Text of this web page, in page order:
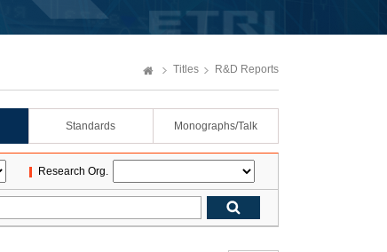
Titles R&D Reports
Standards Monographs/Talk
Research Org.